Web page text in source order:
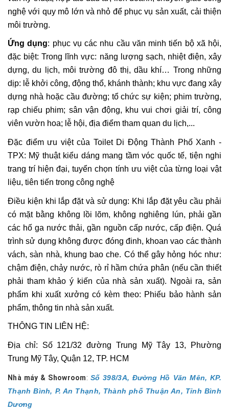
nghệ với quy mô lớn và nhỏ để phục vụ sản xuất, cải thiện
môi trường.
Ứng dụng: phục vụ các nhu cầu văn minh tiến bộ xã hội,
đặc biệt: Trong lĩnh vực: năng lượng sạch, nhiệt điện, xây
dựng, du lịch, môi trường đô thị, dầu khí… Trong những
dịp: lễ khởi công, động thổ, khánh thành; khu vực đang xây
dựng nhà hoặc cầu đường; tổ chức sự kiện; phim trường,
rạp chiếu phim; sân vận động, khu vui chơi giải trí, công
viên vườn hoa; lễ hội, địa điểm tham quan du lịch,...
Đặc điểm ưu việt của Toilet Di Động Thành Phố Xanh -
TPX: Mỹ thuật kiểu dáng mang tầm vóc quốc tế, tiện nghi
trang trí hiện đại, tuyển chọn tính ưu việt của từng loại vật
liệu, tiên tiến trong công nghệ
Điều kiện khi lắp đặt và sử dụng: Khi lắp đặt yêu cầu phải
có mặt bằng không lồi lõm, không nghiêng lún, phải gần
các hố ga nước thải, gần nguồn cấp nước, cấp điện. Quá
trình sử dụng không được đóng đinh, khoan vao các thành
vách, sàn nhà, khung bao che. Có thể gây hỏng hóc như:
chậm điện, chảy nước, rò rỉ hầm chứa phân (nếu cần thiết
phải tham khảo ý kiến của nhà sản xuất). Ngoài ra, sản
phẩm khi xuất xưởng có kèm theo: Phiếu bảo hành sản
phẩm, thông tin nhà sản xuất.
THÔNG TIN LIÊN HỆ:
Địa chỉ: Số 121/32 đường Trung Mỹ Tây 13, Phường
Trung Mỹ Tây, Quận 12, TP. HCM
Nhà máy & Showroom: Số 398/3A, Đường Hồ Văn Mên, KP.
Thạnh Bình, P. An Thạnh, Thành phố Thuận An, Tỉnh Bình
Dương